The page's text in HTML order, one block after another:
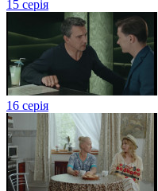
15 серія
16 серія